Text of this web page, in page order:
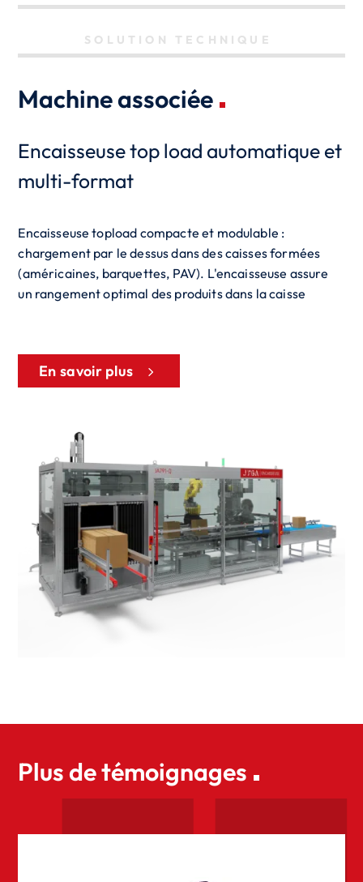
SOLUTION TECHNIQUE
Machine associée
Encaisseuse top load automatique et
multi-format
Encaisseuse topload compacte et modulable :
chargement par le dessus dans des caisses formées
(américaines, barquettes, PAV). L'encaisseuse assure
un rangement optimal des produits dans la caisse
En savoir plus
Plus de témoignages